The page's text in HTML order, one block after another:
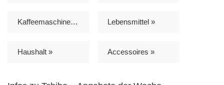
Kaffeemaschinen » Lebensmittel »
Haushalt » Accessoires »